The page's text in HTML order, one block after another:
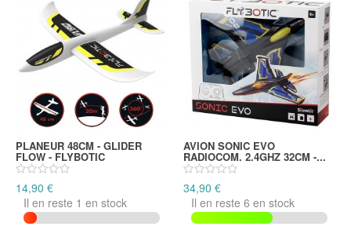
PLANEUR 48CM - GLIDER
FLOW - FLYBOTIC
14,90 €
Il en reste 1 en stock
AVION SONIC EVO
RADIOCOM. 2.4GHZ 32CM -...
34,90 €
Il en reste 6 en stock